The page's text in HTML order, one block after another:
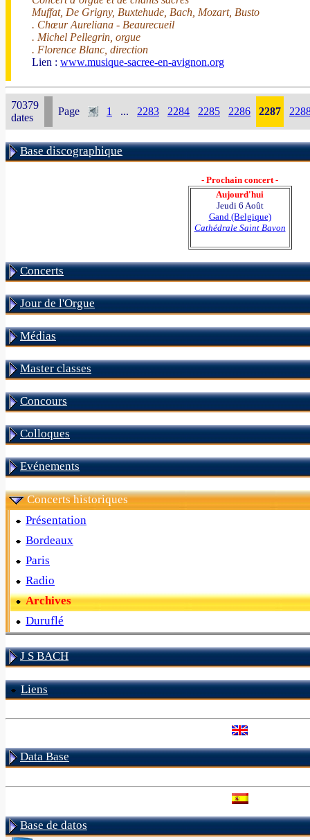
Muffat, De Grigny, Buxtehude, Bach, Mozart, Busto
. Chœur Aureliana - Beaurecueil
. Michel Pellegrin, orgue
. Florence Blanc, direction
Lien : www.musique-sacree-en-avignon.org
70379
dates
Page 1 ... 2283 2284 2285 2286 2287
Base discographique
- Prochain concert -
Aujourd'hui
Jeudi 6 Août
Gand (Belgique)
Cathédrale Saint Bavon
Concerts
Jour de l'Orgue
Médias
Master classes
Concours
Colloques
Evénements
Concerts historiques
Présentation
Bordeaux
Paris
Radio
Archives
Duruflé
J S BACH
Liens
Data Base
Base de datos